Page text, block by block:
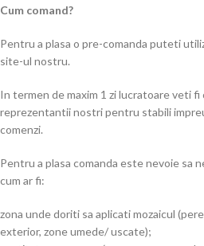
Cum comand?
Pentru a plasa o pre-comanda puteti
site-ul nostru.
In termen de maxim 1 zi lucratoare veti
reprezentantii nostri pentru stabili
comenzi.
Pentru a plasa comanda este nevoie sa
cum ar fi:
zona unde doriti sa aplicati mozaicul
exterior, zone umede/ uscate);